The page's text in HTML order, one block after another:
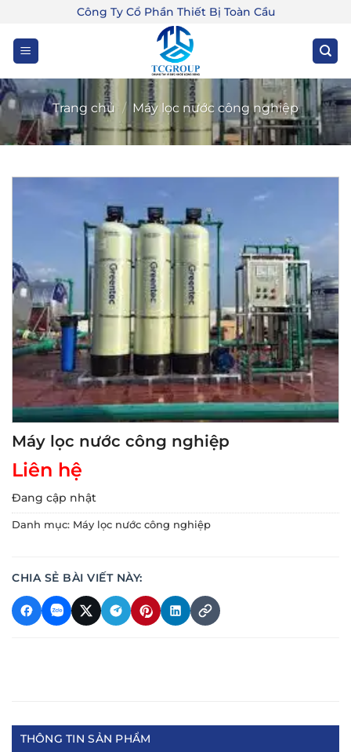
dung
Công Ty Cổ Phần Thiết Bị Toàn Cầu
Trang chủ / Máy lọc nước công nghiệp
Máy lọc nước công nghiệp
Liên hệ
Đang cập nhật
Danh mục: Máy lọc nước công nghiệp
CHIA SẺ BÀI VIẾT NÀY:
THÔNG TIN SẢN PHẨM